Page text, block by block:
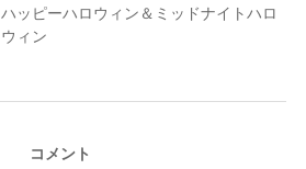
ハッピーハロウィン＆ミッドナイトハロ
ウィン
コメント